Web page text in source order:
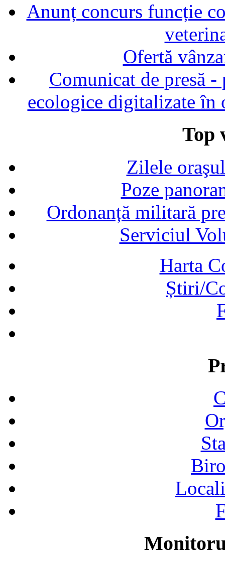
Anunț concurs funcție
Ofertă
Comunicat de presă
ecologice digitalizate în
Top
Zilele
Poze
Ordonanță militară
Serviciul
Harta
Știri/